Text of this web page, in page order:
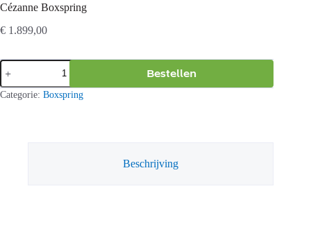
Cézanne Boxspring
€ 1.899,00
Cézanne
Boxspring
aantal
Bestellen
Categorie: Boxspring
Beschrijving